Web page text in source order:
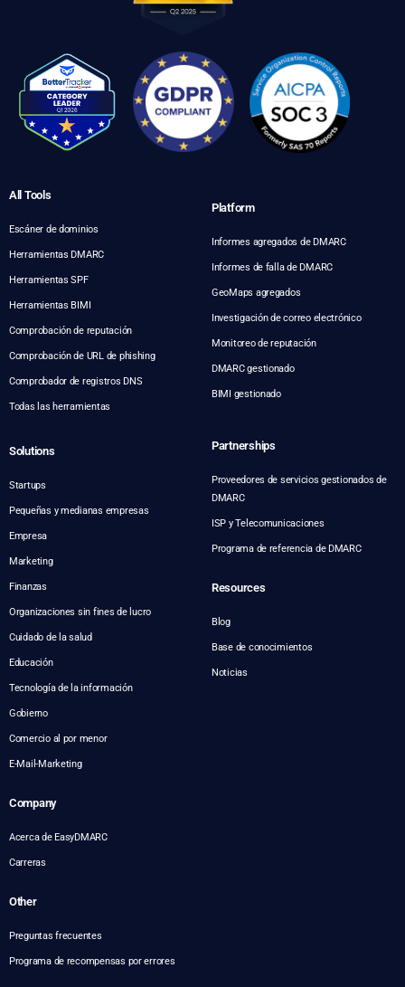
All Tools
Escáner de dominios
Herramientas DMARC
Herramientas SPF
Herramientas BIMI
Comprobación de reputación
Comprobación de URL de phishing
Comprobador de registros DNS
Todas las herramientas
Platform
Informes agregados de DMARC
Informes de falla de DMARC
GeoMaps agregados
Investigación de correo electrónico
Monitoreo de reputación
DMARC gestionado
BIMI gestionado
Solutions
Startups
Pequeñas y medianas empresas
Empresa
Marketing
Finanzas
Organizaciones sin fines de lucro
Cuidado de la salud
Educación
Tecnología de la información
Gobierno
Comercio al por menor
E-Mail-Marketing
Partnerships
Proveedores de servicios gestionados de
DMARC
ISP y Telecomunicaciones
Programa de referencia de DMARC
Resources
Blog
Base de conocimientos
Noticias
Company
Acerca de EasyDMARC
Carreras
Other
Preguntas frecuentes
Programa de recompensas por errores